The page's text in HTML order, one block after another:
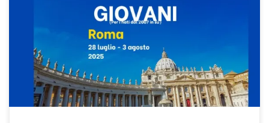
Incontro di preparazione al Giubileo dei Giovani.